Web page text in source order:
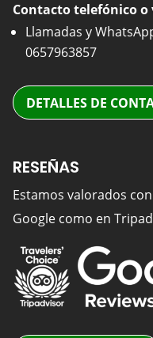
Contacto telefónico
Llamadas y
0657963857
DETALLES DE
RESEÑAS
Estamos valorados
Google como en